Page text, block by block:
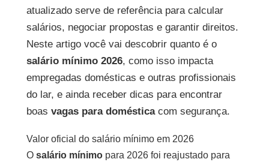
atualizado serve de referência para calcular
salários, negociar propostas e garantir direitos.
Neste artigo você vai descobrir quanto é o
salário mínimo 2026, como isso impacta
empregadas domésticas e outras profissionais
do lar, e ainda receber dicas para encontrar
boas vagas para domésticacom segurança.
Valor oficial do salário mínimo em 2026
O salário mínimo para 2026 foi reajustado para